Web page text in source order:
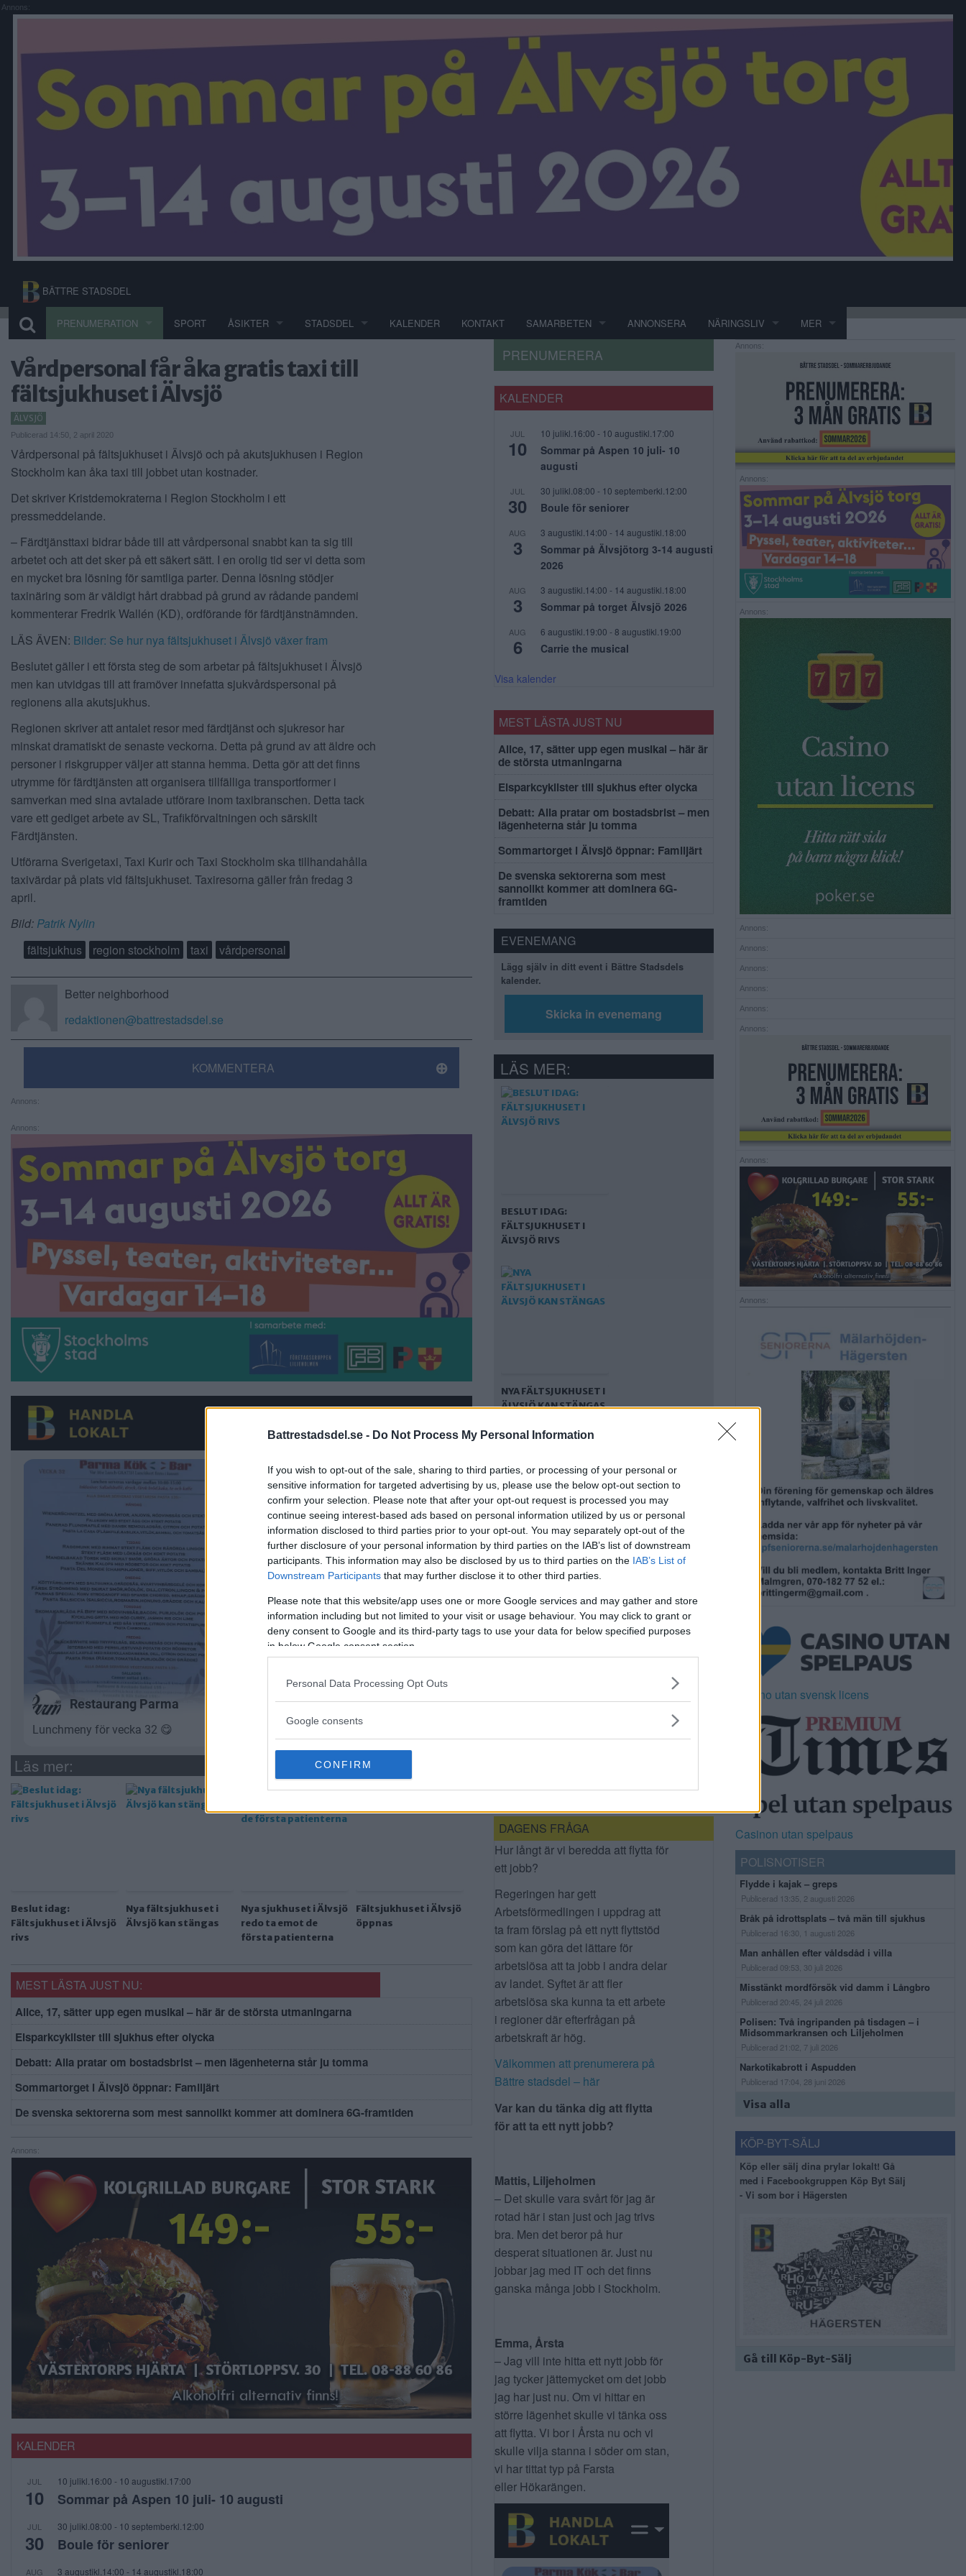
Battrestadsdel.se - Do Not Process My Personal Information
If you wish to opt-out of the sale, sharing to third parties, or processing of your personal or
sensitive information for targeted advertising by us, please use the below opt-out section to
confirm your selection. Please note that after your opt-out request is processed you may
continue seeing interest-based ads based on personal information utilized by us or personal
information disclosed to third parties prior to your opt-out. You may separately opt-out of the
further disclosure of your personal information by third parties on the IAB’s list of downstream
participants. This information may also be disclosed by us to third parties on the IAB’s List of
Downstream Participants that may further disclose it to other third parties.
Please note that this website/app uses one or more Google services and may gather and store
information including but not limited to your visit or usage behaviour. You may click to grant or
deny consent to Google and its third-party tags to use your data for below specified purposes
in below Google consent section.
Personal Data Processing Opt Outs
Google consents
CONFIRM
Annons:
BÄTTRE STADSDEL
PRENUMERATION SPORT ÅSIKTER STADSDEL KALENDER KONTAKT SAMARBETEN ANNONSERA NÄRINGSLIV MER
Vårdpersonal får åka gratis taxi till
fältsjukhuset i Älvsjö
ÄLVSJÖ
Publicerad 14:50, 2 april 2020
Vårdpersonal på fältsjukhuset i Älvsjö och på akutsjukhusen i Region
Stockholm kan åka taxi till jobbet utan kostnader.
Det skriver Kristdemokraterna i Region Stockholm i ett
pressmeddelande.
– Färdtjänsttaxi bidrar både till att vårdpersonal snabbt kan ta sig till
arbetet och att det sker på ett säkert sätt. I en orolig tid ser vi detta som
en mycket bra lösning för samtliga parter. Denna lösning stödjer
taxinäring som är väldigt hårt drabbad på grund av rådande pandemi
kommenterar Fredrik Wallén (KD), ordförande för färdtjänstnämnden.
LÄS ÄVEN: Bilder: Se hur nya fältsjukhuset i Älvsjö växer fram
Beslutet gäller i ett första steg de som arbetar på fältsjukhuset i Älvsjö
men kan utvidgas till att framöver innefatta sjukvårdspersonal på
regionens alla akutsjukhus.
Regionen skriver att antalet resor med färdtjänst och sjukresor har
minskat dramatiskt de senaste veckorna. Detta på grund av att äldre och
personer i riskgrupper väljer att stanna hemma. Detta gör att det finns
utrymme för färdtjänsten att organisera tillfälliga transportformer i
samverkan med sina avtalade utförare inom taxibranschen. Detta tack
vare ett gediget arbete av SL, Trafikförvaltningen och särskilt
Färdtjänsten.
Utförarna Sverigetaxi, Taxi Kurir och Taxi Stockholm ska tillhandahålla
taxivärdar på plats vid fältsjukhuset. Taxiresorna gäller från fredag 3
april.
Bild: Patrik Nylin
fältsjukhus
region stockholm taxi vårdpersonal
Better neighborhood
redaktionen@battrestadsdel.se
KOMMENTERA
Annons:
Annons:
Läs mer:
Beslut idag:
Fältsjukhuset i Älvsjö
rivs
Nya fältsjukhuset i
Älvsjö kan stängas
Nya sjukhuset i Älvsjö
redo ta emot de
första patienterna
Fältsjukhuset i Älvsjö
öppnas
MEST LÄSTA JUST NU:
Alice, 17, sätter upp egen musikal – här är de största utmaningarna
Elsparkcyklister till sjukhus efter olycka
Debatt: Alla pratar om bostadsbrist – men lägenheterna står ju tomma
Sommartorget i Älvsjö öppnar: Familjärt
De svenska sektorerna som mest sannolikt kommer att dominera 6G-framtiden
Annons:
KALENDER
JUL
10
10 julikl.16:00 - 10 augustikl.17:00
Sommar på Aspen 10 juli- 10 augusti
JUL
30
30 julikl.08:00 - 10 septemberkl.12:00
Boule för seniorer
AUG 3 augustikl.14:00 - 14 augustikl.18:00
PRENUMERERA
KALENDER
JUL
10
10 julikl.16:00 - 10 augustikl.17:00
Sommar på Aspen 10 juli- 10
augusti
JUL
30
30 julikl.08:00 - 10 septemberkl.12:00
Boule för seniorer
AUG
3
3 augustikl.14:00 - 14 augustikl.18:00
Sommar på Älvsjötorg 3-14 augusti
2026
AUG
3
3 augustikl.14:00 - 14 augustikl.18:00
Sommar på torget Älvsjö 2026
AUG
6
6 augustikl.19:00 - 8 augustikl.19:00
Carrie the musical
Visa kalender
MEST LÄSTA JUST NU
Alice, 17, sätter upp egen musikal – här är
de största utmaningarna
Elsparkcyklister till sjukhus efter olycka
Debatt: Alla pratar om bostadsbrist – men
lägenheterna står ju tomma
Sommartorget i Älvsjö öppnar: Familjärt
De svenska sektorerna som mest
sannolikt kommer att dominera 6G-
framtiden
EVENEMANG
Lägg själv in ditt event i Bättre Stadsdels
kalender.
Skicka in evenemang
LÄS MER:
BESLUT IDAG:
FÄLTSJUKHUSET I
ÄLVSJÖ RIVS
NYA FÄLTSJUKHUSET I
ÄLVSJÖ KAN STÄNGAS
NYA SJUKHUSET I
ÄLVSJÖ REDO TA
PATIENTERNA
DAGENS FRÅGA
Hur långt är vi beredda att flytta för
ett jobb?
Regeringen har gett
Arbetsförmedlingen i uppdrag att
ta fram förslag på ett nytt flyttstöd
som kan göra det lättare för
arbetslösa att ta jobb i andra delar
av landet. Syftet är att fler
arbetslösa ska kunna ta ett arbete
i regioner där efterfrågan på
arbetskraft är hög.
Välkommen att prenumerera på
Bättre stadsdel – här
Var kan du tänka dig att flytta
för att ta ett nytt jobb?
Mattis, Liljeholmen
– Det skulle vara svårt för jag är
rotad här i stan just och jag trivs
bra. Men det beror på hur
desperat situationen är. Just nu
jobbar jag med IT och det finns
ganska många jobb i Stockholm.
Emma, Årsta
– Jag vill inte hitta ett nytt jobb för
jag tycker jättemycket om det jobb
jag har just nu. Om vi hittar en
större lägenhet skulle vi tänka oss
att flytta. Vi bor i Årsta nu och vi
skulle vilja stanna i söder om stan,
vi har tittat typ på Farsta
eller Hökarängen.
Annons:
Annons:
Annons:
Annons:
Annons:
Annons:
Annons:
Annons:
Annons:
Annons:
Annons:
Casino utan svensk licens
Casinon utan spelpaus
POLISNOTISER
Flydde i kajak – greps
Publicerad 13:35, 2 augusti 2026
Bråk på idrottsplats – två män till sjukhus
Publicerad 16:30, 1 augusti 2026
Man anhållen efter våldsdåd i villa
Publicerad 09:53, 30 juli 2026
Misstänkt mordförsök vid damm i Långbro
Publicerad 20:45, 24 juli 2026
Polisen: Två ingripanden på tisdagen – i
Midsommarkransen och Liljeholmen
Publicerad 21:02, 7 juli 2026
Narkotikabrott i Aspudden
Publicerad 17:04, 28 juni 2026
Visa alla
KÖP-BYT-SÄLJ
Köp eller sälj dina prylar lokalt! Gå
med i Facebookgruppen Köp Byt Sälj
- Vi som bor i Hägersten
Gå till Köp-Byt-Sälj